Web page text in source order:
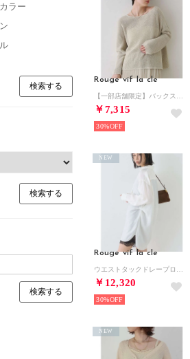
ラー
Rouge vif la cle
￥7,315
30%
Rouge vif la cle
￥12,320
NEW
30%
NEW